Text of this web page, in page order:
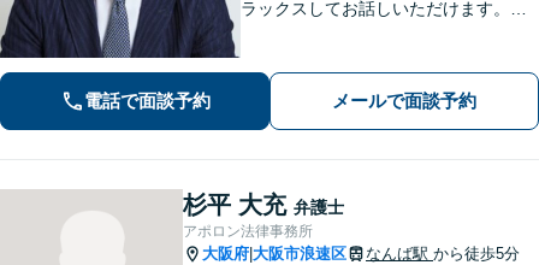
ラックスしてお話しいただけます。ネ
曜・夜間◎】
電話で面談予約 メールで面談予約
杉平 大充 弁護士
アポロン法律事務所
大阪府 大阪市浪速区 なんば駅 から徒歩5分